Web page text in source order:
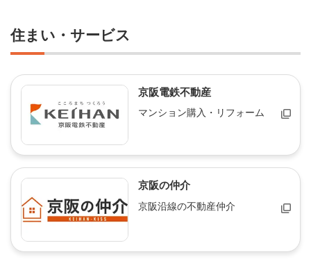
住まい・サービス
京阪電鉄不動産
マンション購入・リフォーム
京阪の仲介
京阪沿線の不動産仲介